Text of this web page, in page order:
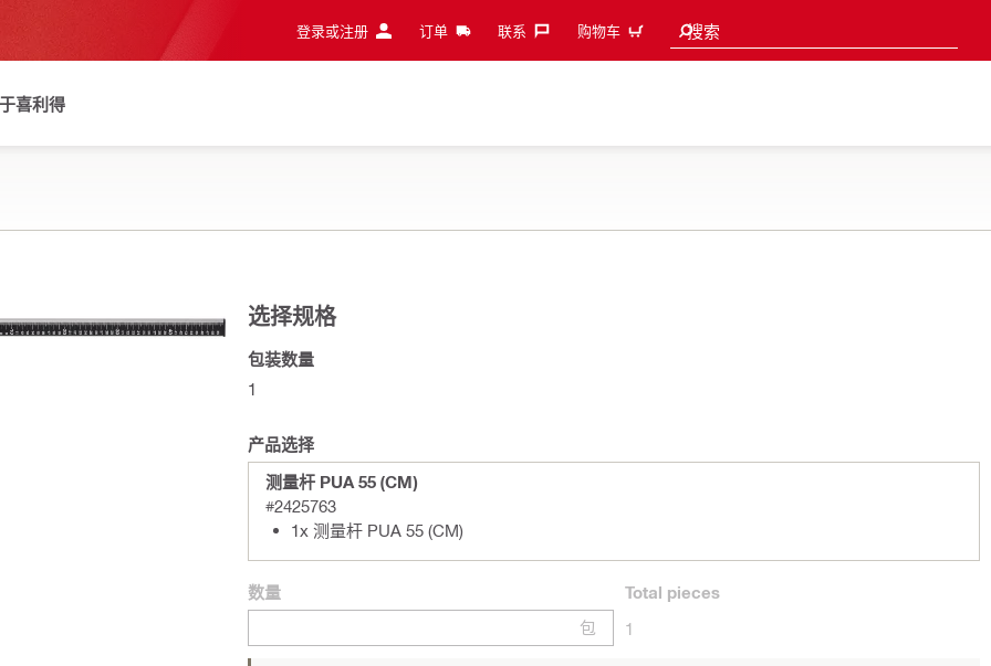
登录或注册 订单 联系‎ 购物车 搜索
Search suggestions
喜利得
选择规格
包装数量
1
产品选择
测量杆 PUA 55 (CM)
#2425763
1x 测量杆 PUA 55 (CM)
数量
包
Total pieces
1